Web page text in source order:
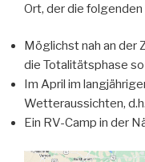
Ort, der die
Möglichst nah an der
die Totalitätsphase
Im April im
Wetteraussichten,
Ein RV-Camp in der